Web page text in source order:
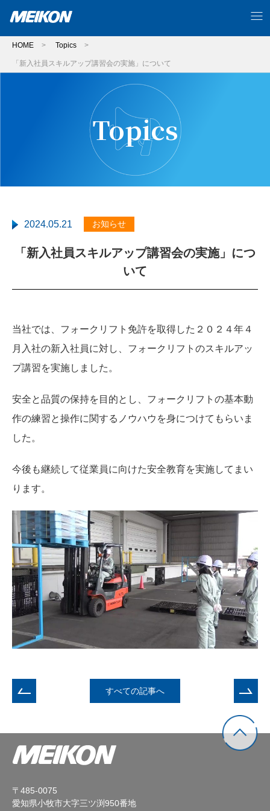
HOME > Topics >
「新入社員スキルアップ講習会の実施」について
Topics
2024.05.21 お知らせ
「新入社員スキルアップ講習会の実施」につ
いて
当社では、フォークリフト免許を取得した２０２４年４
月入社の新入社員に対し、フォークリフトのスキルアッ
プ講習を実施しました。
安全と品質の保持を目的とし、フォークリフトの基本動
作の練習と操作に関するノウハウを身につけてもらいま
した。
今後も継続して従業員に向けた安全教育を実施してまい
ります。
すべての記事へ
〒485-0075
愛知県小牧市大字三ツ渕950番地